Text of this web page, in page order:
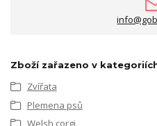
Zboží zařazeno v
Zvířata
Plemena psů
Welsh corgi